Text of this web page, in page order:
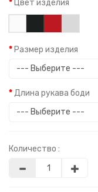
Цвет изделия
Размер изделия
Длина рукава боди
Количество :